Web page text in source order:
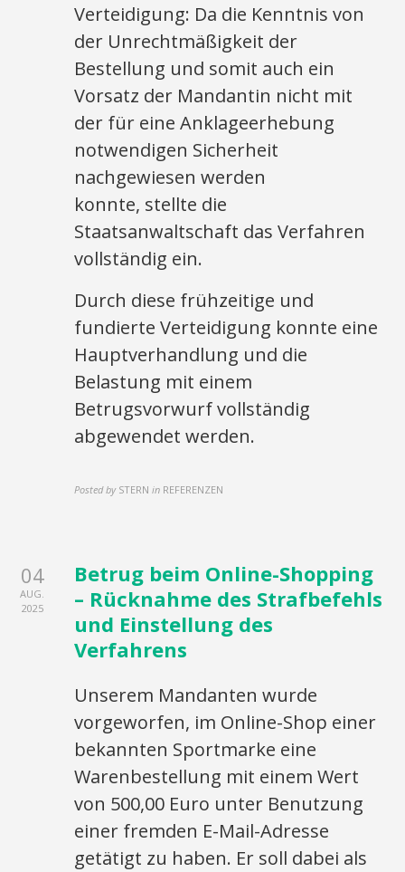
Verteidigung: Da die Kenntnis von
der Unrechtmäßigkeit der
Bestellung und somit auch ein
Vorsatz der Mandantin nicht mit
der für eine Anklageerhebung
notwendigen Sicherheit
nachgewiesen werden
konnte, stellte die
Staatsanwaltschaft das Verfahren
vollständig ein.
Durch diese frühzeitige und
fundierte Verteidigung konnte eine
Hauptverhandlung und die
Belastung mit einem
Betrugsvorwurf vollständig
abgewendet werden.
Posted by STERN in REFERENZEN
04
AUG.
2025
Betrug beim Online-Shopping
– Rücknahme des Strafbefehls
und Einstellung des
Verfahrens
Unserem Mandanten wurde
vorgeworfen, im Online-Shop einer
bekannten Sportmarke eine
Warenbestellung mit einem Wert
von 500,00 Euro unter Benutzung
einer fremden E-Mail-Adresse
getätigt zu haben. Er soll dabei als